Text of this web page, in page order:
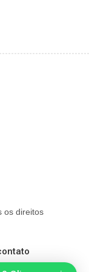
os direitos